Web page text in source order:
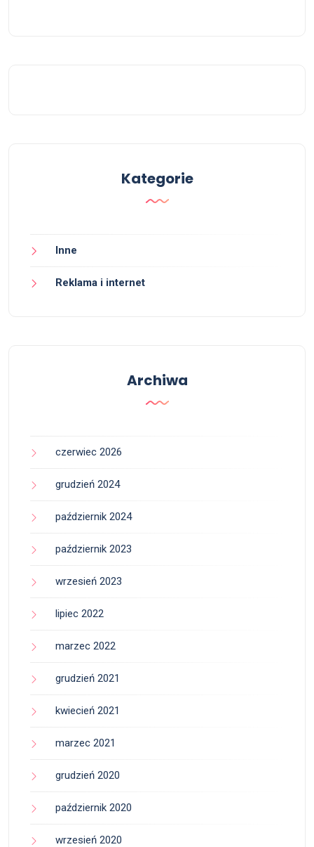
Kategorie
Inne
Reklama i internet
Archiwa
czerwiec 2026
grudzień 2024
październik 2024
październik 2023
wrzesień 2023
lipiec 2022
marzec 2022
grudzień 2021
kwiecień 2021
marzec 2021
grudzień 2020
październik 2020
wrzesień 2020